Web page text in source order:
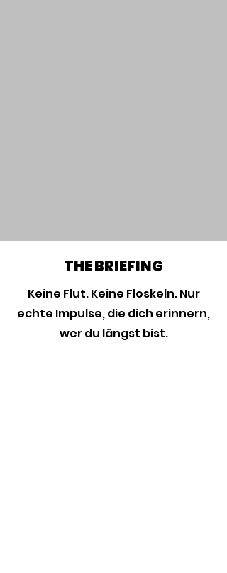
THE BRIEFING
Keine Flut. Keine Floskeln. Nur
echte Impulse, die dich erinnern,
wer du längst bist.